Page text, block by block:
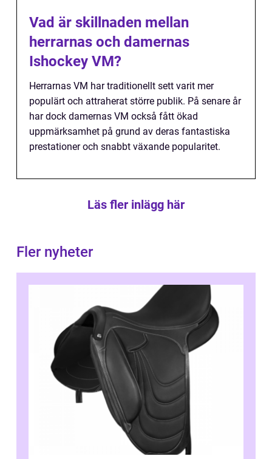
Vad är skillnaden mellan
herrarnas och damernas
Ishockey VM?
Herrarnas VM har traditionellt sett varit mer
populärt och attraherat större publik. På senare år
har dock damernas VM också fått ökad
uppmärksamhet på grund av deras fantastiska
prestationer och snabbt växande popularitet.
Läs fler inlägg här
Fler nyheter